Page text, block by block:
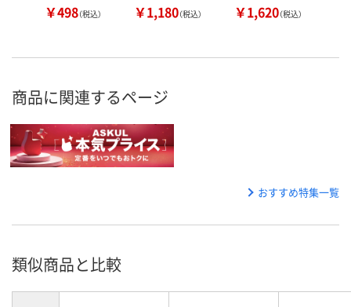
￥498（税込） ￥1,180（税込） ￥1,620（税込）
商品に関連するページ
おすすめ特集一覧
類似商品と比較